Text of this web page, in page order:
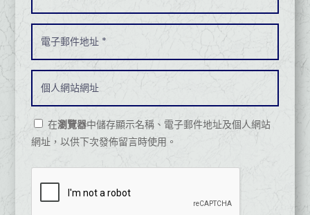
在瀏覽器中儲存顯示名稱、電子郵件地址及個人網站
網址，以供下次發佈留言時使用。